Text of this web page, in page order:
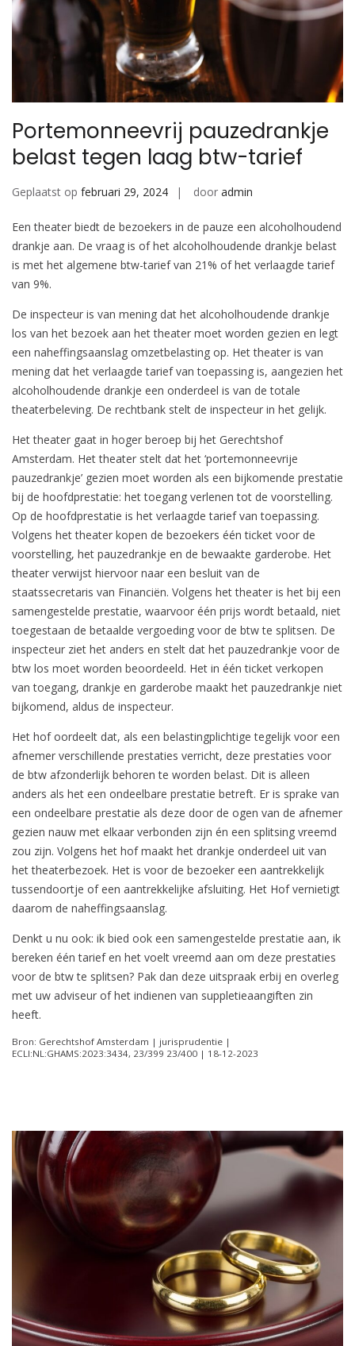
Portemonneevrij pauzedrankje
belast tegen laag btw-tarief
Geplaatst op februari 29, 2024 door admin
Een theater biedt de bezoekers in de pauze een alcoholhoudend
drankje aan. De vraag is of het alcoholhoudende drankje belast
is met het algemene btw-tarief van 21% of het verlaagde tarief
van 9%.
De inspecteur is van mening dat het alcoholhoudende drankje
los van het bezoek aan het theater moet worden gezien en legt
een naheffingsaanslag omzetbelasting op. Het theater is van
mening dat het verlaagde tarief van toepassing is, aangezien het
alcoholhoudende drankje een onderdeel is van de totale
theaterbeleving. De rechtbank stelt de inspecteur in het gelijk.
Het theater gaat in hoger beroep bij het Gerechtshof
Amsterdam. Het theater stelt dat het ‘portemonneevrije
pauzedrankje’ gezien moet worden als een bijkomende prestatie
bij de hoofdprestatie: het toegang verlenen tot de voorstelling.
Op de hoofdprestatie is het verlaagde tarief van toepassing.
Volgens het theater kopen de bezoekers één ticket voor de
voorstelling, het pauzedrankje en de bewaakte garderobe. Het
theater verwijst hiervoor naar een besluit van de
staatssecretaris van Financiën. Volgens het theater is het bij een
samengestelde prestatie, waarvoor één prijs wordt betaald, niet
toegestaan de betaalde vergoeding voor de btw te splitsen. De
inspecteur ziet het anders en stelt dat het pauzedrankje voor de
btw los moet worden beoordeeld. Het in één ticket verkopen
van toegang, drankje en garderobe maakt het pauzedrankje niet
bijkomend, aldus de inspecteur.
Het hof oordeelt dat, als een belastingplichtige tegelijk voor een
afnemer verschillende prestaties verricht, deze prestaties voor
de btw afzonderlijk behoren te worden belast. Dit is alleen
anders als het een ondeelbare prestatie betreft. Er is sprake van
een ondeelbare prestatie als deze door de ogen van de afnemer
gezien nauw met elkaar verbonden zijn én een splitsing vreemd
zou zijn. Volgens het hof maakt het drankje onderdeel uit van
het theaterbezoek. Het is voor de bezoeker een aantrekkelijk
tussendoortje of een aantrekkelijke afsluiting. Het Hof vernietigt
daarom de naheffingsaanslag.
Denkt u nu ook: ik bied ook een samengestelde prestatie aan, ik
bereken één tarief en het voelt vreemd aan om deze prestaties
voor de btw te splitsen? Pak dan deze uitspraak erbij en overleg
met uw adviseur of het indienen van suppletieaangiften zin
heeft.
Bron: Gerechtshof Amsterdam | jurisprudentie |
ECLI:NL:GHAMS:2023:3434, 23/399 23/400 | 18-12-2023